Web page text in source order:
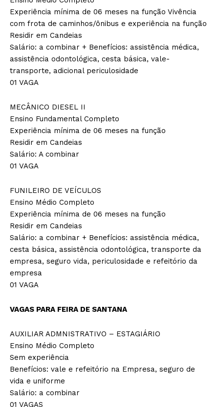
Experiência mínima de 06 meses na função Vivência
com frota de caminhos/ônibus e experiência na função
Residir em Candeias
Salário: a combinar + Benefícios: assistência médica,
assistência odontológica, cesta básica, vale-
transporte, adicional periculosidade
01 VAGA
MECÂNICO DIESEL II
Ensino Fundamental Completo
Experiência mínima de 06 meses na função
Residir em Candeias
Salário: A combinar
01 VAGA
FUNILEIRO DE VEÍCULOS
Ensino Médio Completo
Experiência mínima de 06 meses na função
Residir em Candeias
Salário: a combinar + Benefícios: assistência médica,
cesta básica, assistência odontológica, transporte da
empresa, seguro vida, periculosidade e refeitório da
empresa
01 VAGA
VAGAS PARA FEIRA DE SANTANA
AUXILIAR ADMNISTRATIVO – ESTAGIÁRIO
Ensino Médio Completo
Sem experiência
Benefícios: vale e refeitório na Empresa, seguro de
vida e uniforme
Salário: a combinar
01 VAGAS